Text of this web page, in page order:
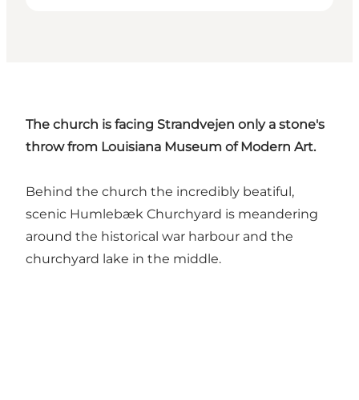
The church is facing Strandvejen only a stone's
throw from Louisiana Museum of Modern Art.
Behind the church the incredibly beatiful,
scenic Humlebæk Churchyard is meandering
around the historical war harbour and the
churchyard lake in the middle.